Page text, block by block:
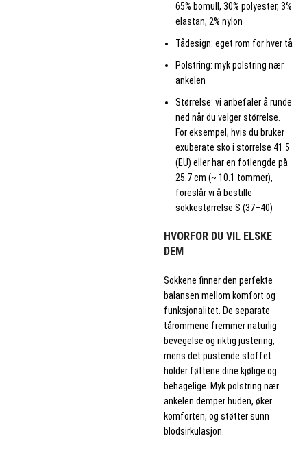
65% bomull, 30% polyester, 3%
elastan, 2% nylon
Tådesign: eget rom for hver tå
Polstring: myk polstring nær
ankelen
Størrelse: vi anbefaler å runde
ned når du velger størrelse.
For eksempel, hvis du bruker
exuberate sko i størrelse 41.5
(EU) eller har en fotlengde på
25.7 cm (~ 10.1 tommer),
foreslår vi å bestille
sokkestørrelse S (37–40)
HVORFOR DU VIL ELSKE
DEM
Sokkene finner den perfekte
balansen mellom komfort og
funksjonalitet. De separate
tårommene fremmer naturlig
bevegelse og riktig justering,
mens det pustende stoffet
holder føttene dine kjølige og
behagelige. Myk polstring nær
ankelen demper huden, øker
komforten, og støtter sunn
blodsirkulasjon.